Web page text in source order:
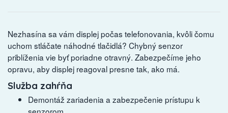
Nezhasína sa vám displej počas telefonovania, kvôli čomu
uchom stláčate náhodné tlačidlá? Chybný senzor
priblíženia vie byť poriadne otravný. Zabezpečíme jeho
opravu, aby displej reagoval presne tak, ako má.
Služba zahŕňa
Demontáž zariadenia a zabezpečenie prístupu k